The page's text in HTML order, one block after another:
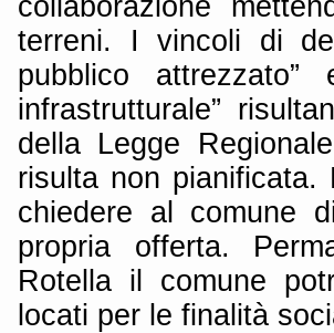
terreni. I vincoli di
pubblico
infrastrutturale”
della Legge
risulta non
chiedere al comune
propria offerta.
Rotella il comune
locati per le finalità